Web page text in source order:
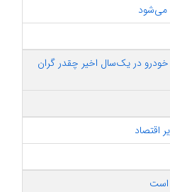
می‌شود
خودرو در یک‌سال اخیر چقدر گران
اقتصاد
است